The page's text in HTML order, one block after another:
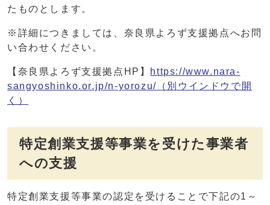
たものとします。
※詳細につきましては、奈良県よろず支援拠点へお問
い合わせください。
【奈良県よろず支援拠点HP】 https://www.nara-
sangyoshinko.or.jp/n-yorozu/ （別ウインドウで開
く）
特定創業支援等事業を受けた事業者
への支援
特定創業支援等事業の認定を受けることで下記の1～